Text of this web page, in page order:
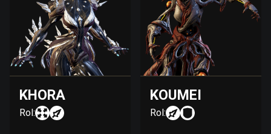
KHORA
Rol:
KOUMEI
Rol: